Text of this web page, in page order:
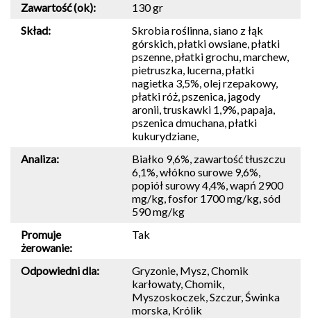
Zawartość (ok):
130 gr
Skład:
Skrobia roślinna, siano z łąk
górskich, płatki owsiane, płatki
pszenne, płatki grochu, marchew,
pietruszka, lucerna, płatki
nagietka 3,5%, olej rzepakowy,
płatki róż, pszenica, jagody
aronii, truskawki 1,9%, papaja,
pszenica dmuchana, płatki
kukurydziane,
Analiza:
Białko 9,6%, zawartość tłuszczu
6,1%, włókno surowe 9,6%,
popiół surowy 4,4%, wapń 2900
mg/kg, fosfor 1700 mg/kg, sód
590 mg/kg
Promuje
żerowanie:
Tak
Odpowiedni dla:
Gryzonie, Mysz, Chomik
karłowaty, Chomik,
Myszoskoczek, Szczur, Świnka
morska, Królik